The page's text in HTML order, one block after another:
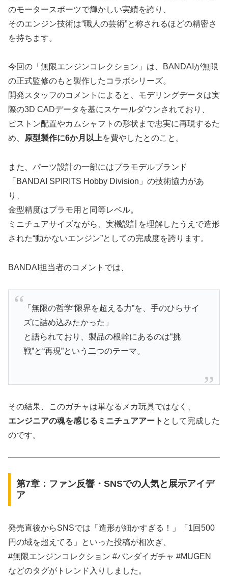
のモータースポーツで輝かしい実績を誇り、
そのエンジン技術は“職人の芸術”と称されるほどの精密さ
を持ちます。
今回の「無限エンジンコレクション」は、BANDAIが無限
の正式監修のもと製作したコラボシリーズ。
開発スタッフのコメントによると、モデリングデータは実
際の3D CADデータを基にスケールダウンされており、
ピストン配置やカムシャフトの形状まで忠実に再現するた
め、
原型製作に6か月以上を費やしたとのこと。
また、パーツ設計の一部にはプラモデルブランド
「BANDAI SPIRITS Hobby Division」の技術協力があ
り、
金型精度はプラモ用と同等レベル。
ミニチュアサイズながら、実機設計を理解したうえで造形
された“動かないエンジン”としての完成度を誇ります。
BANDAI担当者のコメントでは、
「無限の哲学“限界を超える力”を、手のひらサイ
ズに詰め込みたかった」
と語られており、製品の根幹にあるのは“挑
戦”と“再現”という二つのテーマ。
その結果、このガチャは単なるメカ玩具ではなく、
エンジニアの魂を感じるミニチュアアート として完成した
のです。
第7章：ファン反響・SNSでの人気と展示アイデ
ア
発売直後からSNSでは「造形が細かすぎる！」「1回500
円の域を超えてる」といった投稿が相次ぎ、
#無限エンジンコレクション #バンダイガチャ #MUGEN
などのタグがトレンド入りしました。